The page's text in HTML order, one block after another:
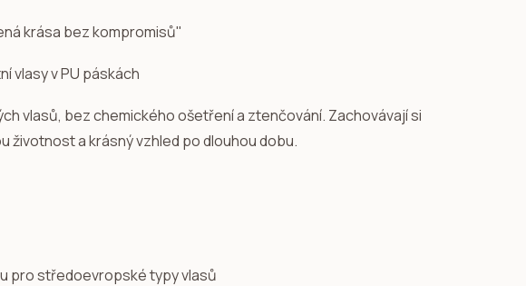
krása bez kompromisů"
vlasů, bez chemického ošetření a ztenčování. Zachovávají si
životnost a krásný vzhled po dlouhou dobu.
pro středoevropské typy vlasů